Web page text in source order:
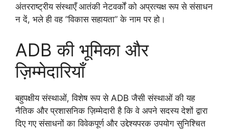
अंतरराष्ट्रीय संस्थाएँ आतंकी नेटवर्कों को अप्रत्यक्ष रूप से संसाधन
न दें, भले ही वह “विकास सहायता” के नाम पर हो।
ADB की भूमिका और
ज़िम्मेदारियाँ
बहुपक्षीय संस्थाओं, विशेष रूप से ADB जैसी संस्थाओं की यह
नैतिक और प्रशासनिक ज़िम्मेदारी है कि वे अपने सदस्य देशों द्वारा
दिए गए संसाधनों का विवेकपूर्ण और उद्देश्यपरक उपयोग सुनिश्चित